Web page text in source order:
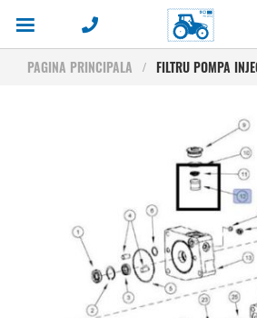
PAGINA PRINCIPALA FILTRU POMPA